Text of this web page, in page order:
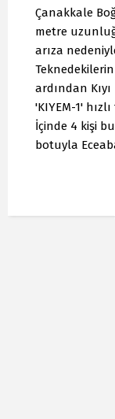
Çanakkale
metre
arıza
ardından
'KIYEM-1'
İçinde 4 kişi
botuyla